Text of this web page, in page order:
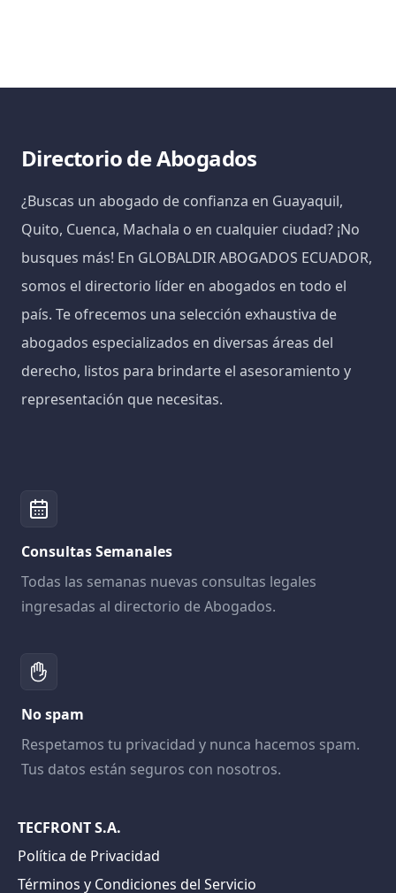
Directorio de Abogados
¿Buscas un abogado de confianza en Guayaquil,
Quito, Cuenca, Machala o en cualquier ciudad? ¡No
busques más! En GLOBALDIR ABOGADOS ECUADOR,
somos el directorio líder en abogados en todo el
país. Te ofrecemos una selección exhaustiva de
abogados especializados en diversas áreas del
derecho, listos para brindarte el asesoramiento y
representación que necesitas.
Consultas Semanales
Todas las semanas nuevas consultas legales
ingresadas al directorio de Abogados.
No spam
Respetamos tu privacidad y nunca hacemos spam.
Tus datos están seguros con nosotros.
TECFRONT S.A.
Política de Privacidad
Términos y Condiciones del Servicio